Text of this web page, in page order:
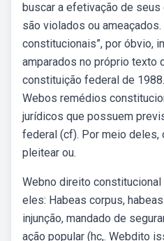
buscar a efetivação de
são violados ou
constitucionais”, por óbvio,
amparados no próprio texto
constituição federal de
Webos remédios
jurídicos que possuem
federal (cf). Por meio deles,
pleitear ou.
Webno direito
eles: Habeas corpus,
injunção, mandado de
ação popular (hc,. Webdito